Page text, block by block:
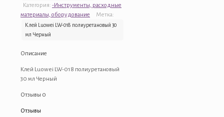
Категория: -Инструменты, расходные
материалы, оборудование
Метка:
Клей Luowei LW-018 полиуретановый 30
мл Черный
Описание
Клей Luowei LW-018 полиуретановый
30 мл Черный
Отзывы 0
Отзывы